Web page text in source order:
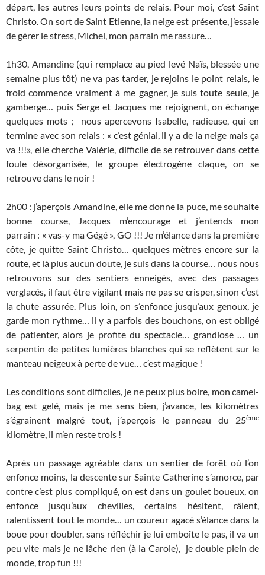
départ, les autres leurs points de relais. Pour moi, c’est Saint
Christo. On sort de Saint Etienne, la neige est présente, j’essaie
de gérer le stress, Michel, mon parrain me rassure…
1h30, Amandine (qui remplace au pied levé Naïs, blessée une
semaine plus tôt) ne va pas tarder, je rejoins le point relais, le
froid commence vraiment à me gagner, je suis toute seule, je
gamberge… puis Serge et Jacques me rejoignent, on échange
quelques mots ; nous apercevons Isabelle, radieuse, qui en
termine avec son relais : « c’est génial, il y a de la neige mais ça
va !!!», elle cherche Valérie, difficile de se retrouver dans cette
foule désorganisée, le groupe électrogène claque, on se
retrouve dans le noir !
2h00 : j’aperçois Amandine, elle me donne la puce, me souhaite
bonne course, Jacques m’encourage et j’entends mon
parrain : « vas-y ma Gégé », GO !!! Je m’élance dans la première
côte, je quitte Saint Christo… quelques mètres encore sur la
route, et là plus aucun doute, je suis dans la course… nous nous
retrouvons sur des sentiers enneigés, avec des passages
verglacés, il faut être vigilant mais ne pas se crisper, sinon c’est
la chute assurée. Plus loin, on s’enfonce jusqu’aux genoux, je
garde mon rythme… il y a parfois des bouchons, on est obligé
de patienter, alors je profite du spectacle… grandiose … un
serpentin de petites lumières blanches qui se reflètent sur le
manteau neigeux à perte de vue… c’est magique !
Les conditions sont difficiles, je ne peux plus boire, mon camel-
bag est gelé, mais je me sens bien, j’avance, les kilomètres
s’égrainent malgré tout, j’aperçois le panneau du 25ème
kilomètre, il m’en reste trois !
Après un passage agréable dans un sentier de forêt où l’on
enfonce moins, la descente sur Sainte Catherine s’amorce, par
contre c’est plus compliqué, on est dans un goulet boueux, on
enfonce jusqu’aux chevilles, certains hésitent, râlent,
ralentissent tout le monde… un coureur agacé s’élance dans la
boue pour doubler, sans réfléchir je lui emboîte le pas, il va un
peu vite mais je ne lâche rien (à la Carole), je double plein de
monde, trop fun !!!